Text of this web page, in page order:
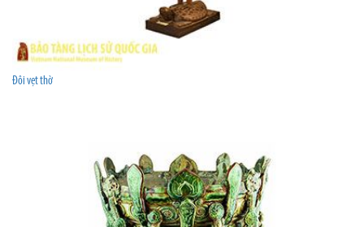
Đôi vẹt thờ